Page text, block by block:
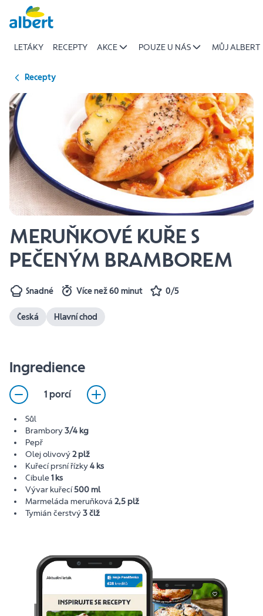
Přeskočit
LETÁKY RECEPTY AKCE POUZE U NÁS MŮJ ALBERT
Recepty
MERUŇKOVÉ KUŘE S
PEČENÝM BRAMBOREM
Snadné Více než 60 minut 0/5
Česká Hlavní chod
Ingredience
1 porcí
Sůl
Brambory3/4 kg
Pepř
Olej olivový2 plž
Kuřecí prsní řízky4 ks
Cibule1 ks
Vývar kuřecí500 ml
Marmeláda meruňková 2,5 plž
Tymián čerstvý3 člž